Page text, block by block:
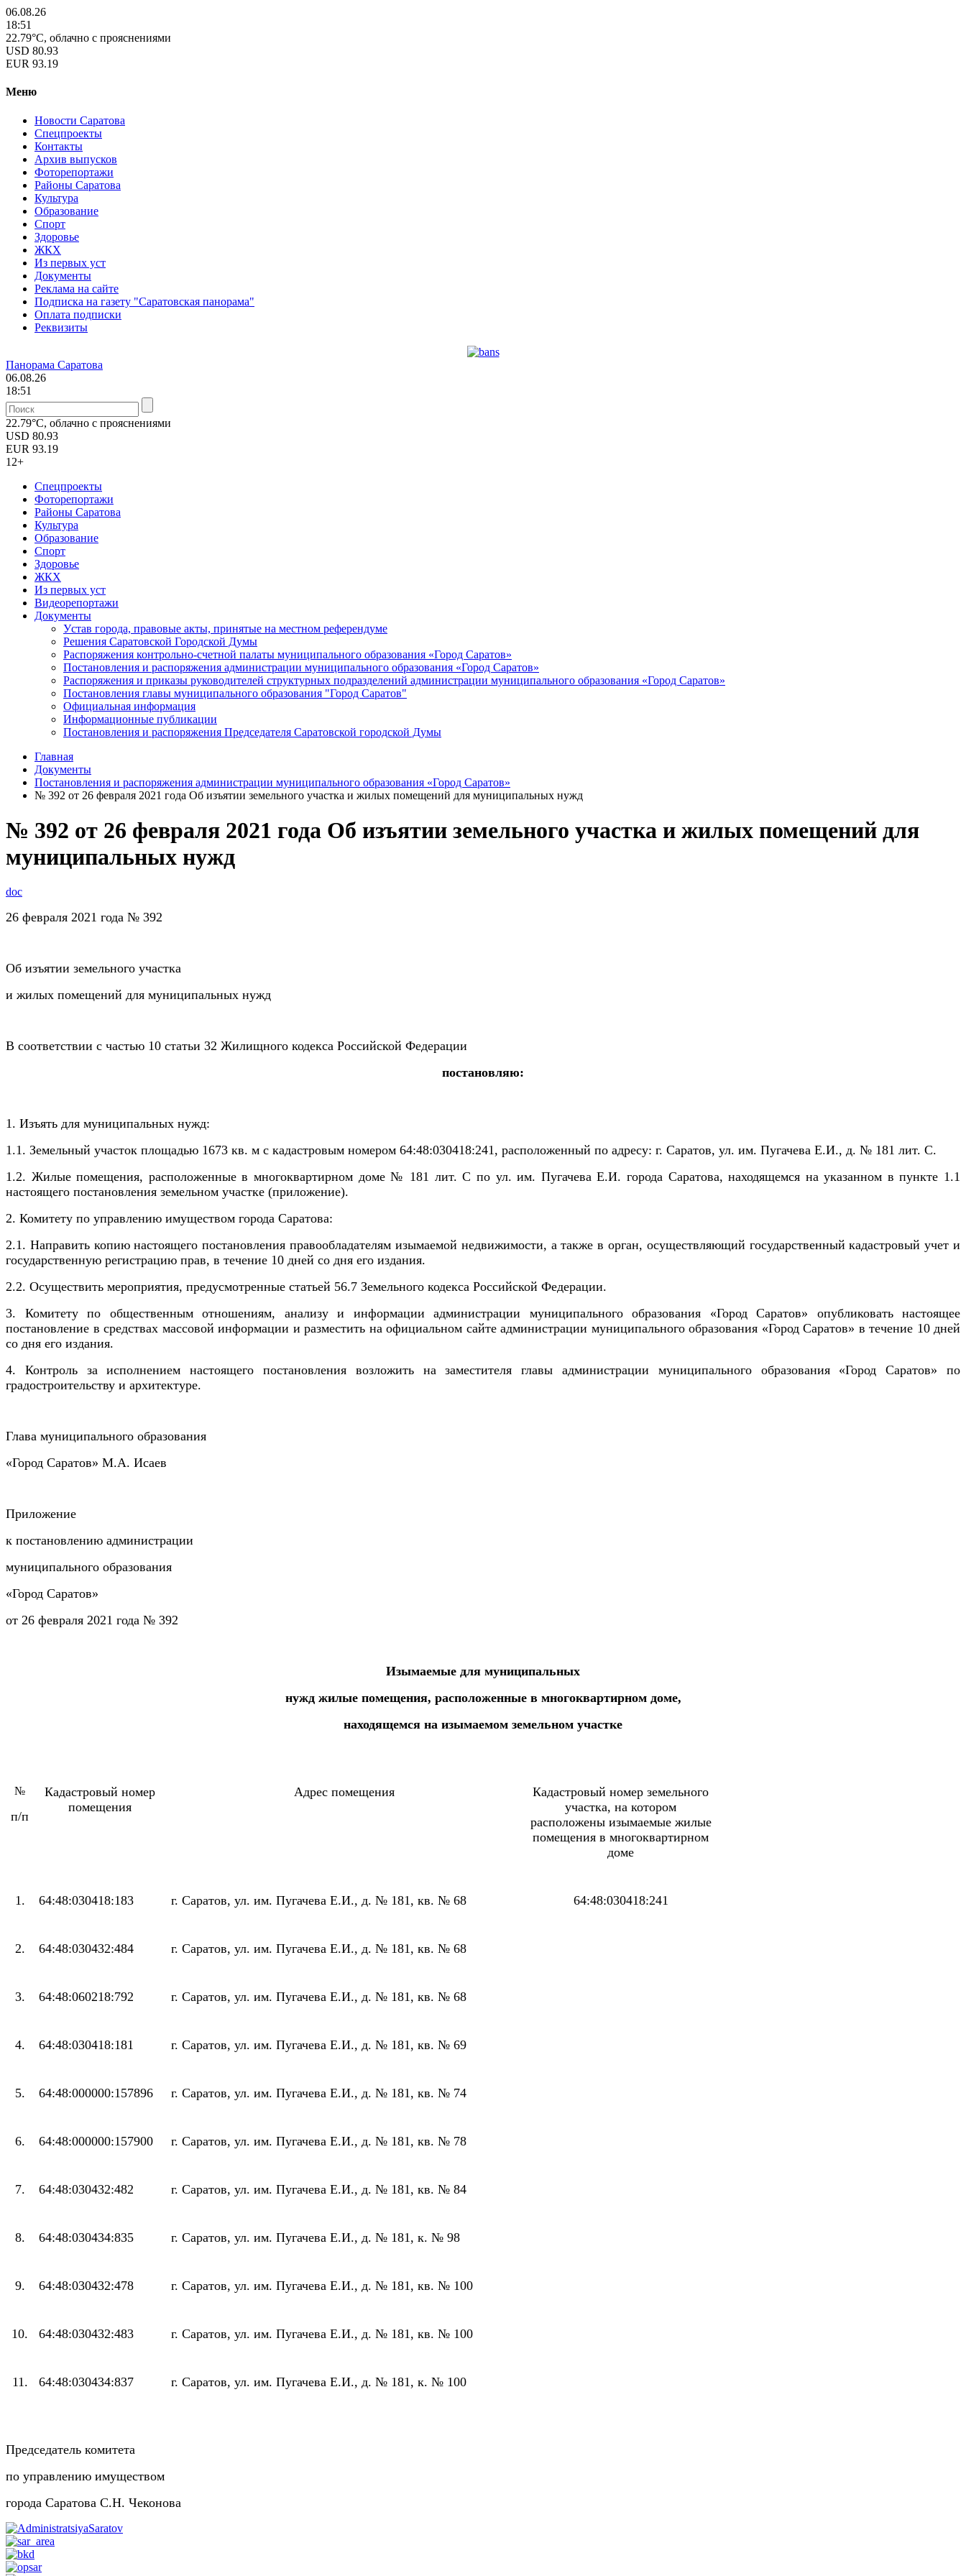
06.08.26
18:51
22.79°C, облачно с прояснениями
USD 80.93
EUR 93.19
Меню
Новости Саратова
Спецпроекты
Контакты
Архив выпусков
Фоторепортажи
Районы Саратова
Культура
Образование
Спорт
Здоровье
ЖКХ
Из пеpвых уст
Документы
Реклама на сайте
Подписка на газету "Саратовская панорама"
Оплата подписки
Реквизиты
Панорама Саратова
06.08.26
18:51
22.79°C, облачно с прояснениями
USD 80.93
EUR 93.19
12+
Спецпроекты
Фоторепортажи
Районы Саратова
Культура
Образование
Спорт
Здоровье
ЖКХ
Из пеpвых уст
Видеорепортажи
Документы
Уcтав города, правовые акты, принятые на местном референдуме
Решения Саратовской Городской Думы
Распоряжения контрольно-счетной палаты муниципального образования «Город Саратов»
Постановления и распоряжения администрации муниципального образования «Город Саратов»
Распоряжения и приказы руководителей структурных подразделений администрации муниципального образования «Город Саратов»
Постановления главы муниципального образования "Город Саратов"
Официальная информация
Информационные публикации
Постановления и распоряжения Председателя Саратовской городской Думы
Главная
Документы
Постановления и распоряжения администрации муниципального образования «Город Саратов»
№ 392 от 26 февраля 2021 года Об изъятии земельного участка и жилых помещений для муниципальных нужд
№ 392 от 26 февраля 2021 года Об изъятии земельного участка и жилых помещений для
муниципальных нужд
doc
26 февраля 2021 года № 392
Об изъятии земельного участка
и жилых помещений для муниципальных нужд
В соответствии с частью 10 статьи 32 Жилищного кодекса Российской Федерации
постановляю:
1. Изъять для муниципальных нужд:
1.1. Земельный участок площадью 1673 кв. м с кадастровым номером 64:48:030418:241, расположенный по адресу: г. Саратов, ул. им. Пугачева Е.И., д. № 181 лит. С.
1.2. Жилые помещения, расположенные в многоквартирном доме№ 181 лит. С по ул. им. Пугачева Е.И. города Саратова,находящемся на указанном в пункте 1.1
настоящего постановления земельном участке (приложение).
2. Комитету по управлению имуществом города Саратова:
2.1. Направить копию настоящего постановления правообладателям изымаемой недвижимости, а также в орган, осуществляющий государственный кадастровый учет и
государственную регистрацию прав, в течение 10 дней со дня его издания.
2.2. Осуществить мероприятия, предусмотренные статьей 56.7 Земельного кодекса Российской Федерации.
3. Комитету по общественным отношениям, анализу и информации администрации муниципального образования «Город Саратов» опубликовать настоящее
постановление в средствах массовой информации и разместить на официальном сайте администрации муниципального образования «Город Саратов» в течение 10 дней
со дня его издания.
4. Контроль за исполнением настоящего постановления возложить на заместителя главы администрации муниципального образования «Город Саратов» по
градостроительству и архитектуре.
Глава муниципального образования
«Город Саратов» М.А. Исаев
Приложение
к постановлению администрации
муниципального образования
«Город Саратов»
от 26 февраля 2021 года № 392
Изымаемые для муниципальных
нужд жилые помещения, расположенные в многоквартирном доме,
находящемся на изымаемом земельном участке
№
п/п
Кадастровый номер
помещения
Адрес помещения
Кадастровый номер земельного
участка, на котором
расположены изымаемые жилые
помещения в многоквартирном
доме
1. 64:48:030418:183 г. Саратов, ул. им. Пугачева Е.И., д. № 181, кв. № 68 64:48:030418:241
2. 64:48:030432:484 г. Саратов, ул. им. Пугачева Е.И., д. № 181, кв. № 68
3. 64:48:060218:792 г. Саратов, ул. им. Пугачева Е.И., д. № 181, кв. № 68
4. 64:48:030418:181 г. Саратов, ул. им. Пугачева Е.И., д. № 181, кв. № 69
5. 64:48:000000:157896 г. Саратов, ул. им. Пугачева Е.И., д. № 181, кв. № 74
6. 64:48:000000:157900 г. Саратов, ул. им. Пугачева Е.И., д. № 181, кв. № 78
7. 64:48:030432:482 г. Саратов, ул. им. Пугачева Е.И., д. № 181, кв. № 84
8. 64:48:030434:835 г. Саратов, ул. им. Пугачева Е.И., д. № 181, к. № 98
9. 64:48:030432:478 г. Саратов, ул. им. Пугачева Е.И., д. № 181, кв. № 100
10. 64:48:030432:483 г. Саратов, ул. им. Пугачева Е.И., д. № 181, кв. № 100
11. 64:48:030434:837 г. Саратов, ул. им. Пугачева Е.И., д. № 181, к. № 100
Председатель комитета
по управлению имуществом
города Саратова С.Н. Чеконова